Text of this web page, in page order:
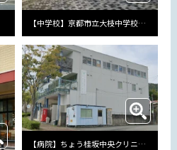
【中学校】京都市立大枝中学校まで1275m
【病院】ちょう桂坂中央クリニックまで1516m